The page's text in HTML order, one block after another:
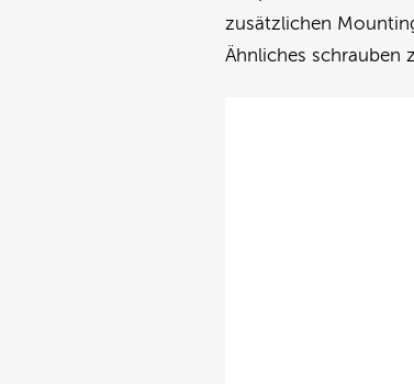
zusätzlichen
Ähnliches schrauben